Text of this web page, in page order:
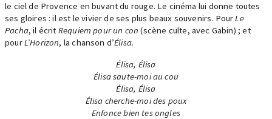
le ciel de Provence en buvant du rouge. Le cinéma lui donne toutes
ses gloires : il est le vivier de ses plus beaux souvenirs. PourLe
Pacha, il écrit Requiem pour un con(scène culte, avec Gabin) ; et
pourL’Horizon, la chanson d’Élisa.
Élisa, Élisa
Élisa saute-moi au cou
Élisa, Élisa
Élisa cherche-moi des poux
Enfonce bien tes ongles